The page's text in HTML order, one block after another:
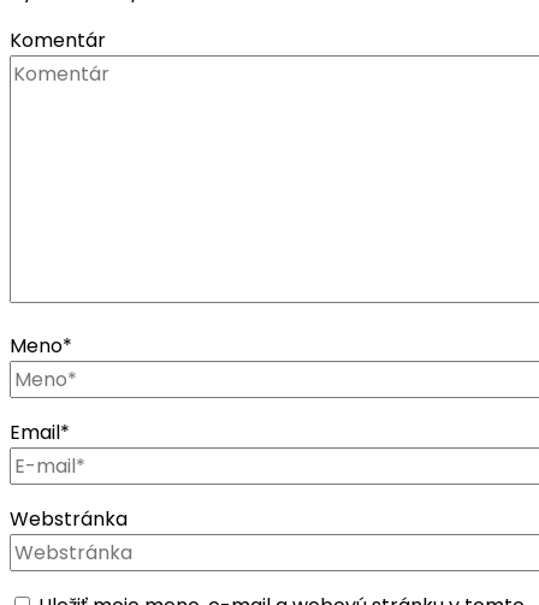
Komentár
Meno*
Email*
Webstránka